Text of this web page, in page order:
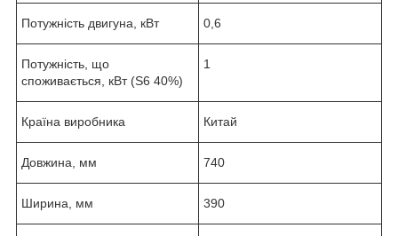
Потужність двигуна, кВт 0,6
Потужність, що
споживається, кВт (S6 40%)
1
Країна виробника Китай
Довжина, мм 740
Ширина, мм 390